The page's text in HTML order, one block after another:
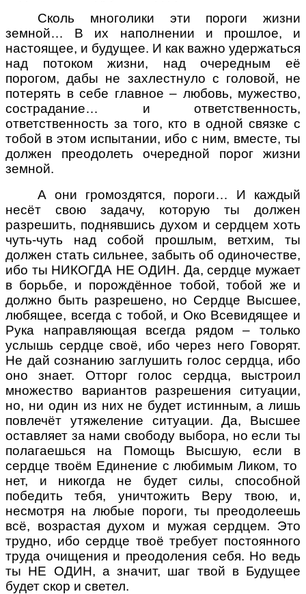
Сколь многолики эти пороги жизни
земной… В их наполнении и прошлое, и
настоящее, и будущее. И как важно удержаться
над потоком жизни, над очередным её
порогом, дабы не захлестнуло с головой, не
потерять в себе главное – любовь, мужество,
сострадание… и ответственность,
ответственность за того, кто в одной связке с
тобой в этом испытании, ибо с ним, вместе, ты
должен преодолеть очередной порог жизни
земной.
А они громоздятся, пороги… И каждый
несёт свою задачу, которую ты должен
разрешить, поднявшись духом и сердцем хоть
чуть-чуть над собой прошлым, ветхим, ты
должен стать сильнее, забыть об одиночестве,
ибо ты НИКОГДА НЕ ОДИН. Да, сердце мужает
в борьбе, и порождённое тобой, тобой же и
должно быть разрешено, но Сердце Высшее,
любящее, всегда с тобой, и Око Всевидящее и
Рука направляющая всегда рядом–только
услышь сердце своё, ибо через него Говорят.
Не дай сознанию заглушить голос сердца, ибо
оно знает. Отторг голос сердца, выстроил
множество вариантов разрешения ситуации,
но, ни один из них не будет истинным, а лишь
повлечёт утяжеление ситуации. Да, Высшее
оставляет за нами свободу выбора, но если ты
полагаешься на Помощь Высшую, если в
сердце твоём Единение с любимым Ликом, то
нет, и никогда не будет силы, способной
победить тебя, уничтожить Веру твою, и,
несмотря на любые пороги, ты преодолеешь
всё, возрастая духом и мужая сердцем. Это
трудно, ибо сердце твоё требует постоянного
труда очищения и преодоления себя. Но ведь
ты НЕ ОДИН, а значит, шаг твой в Будущее
будет скор и светел.